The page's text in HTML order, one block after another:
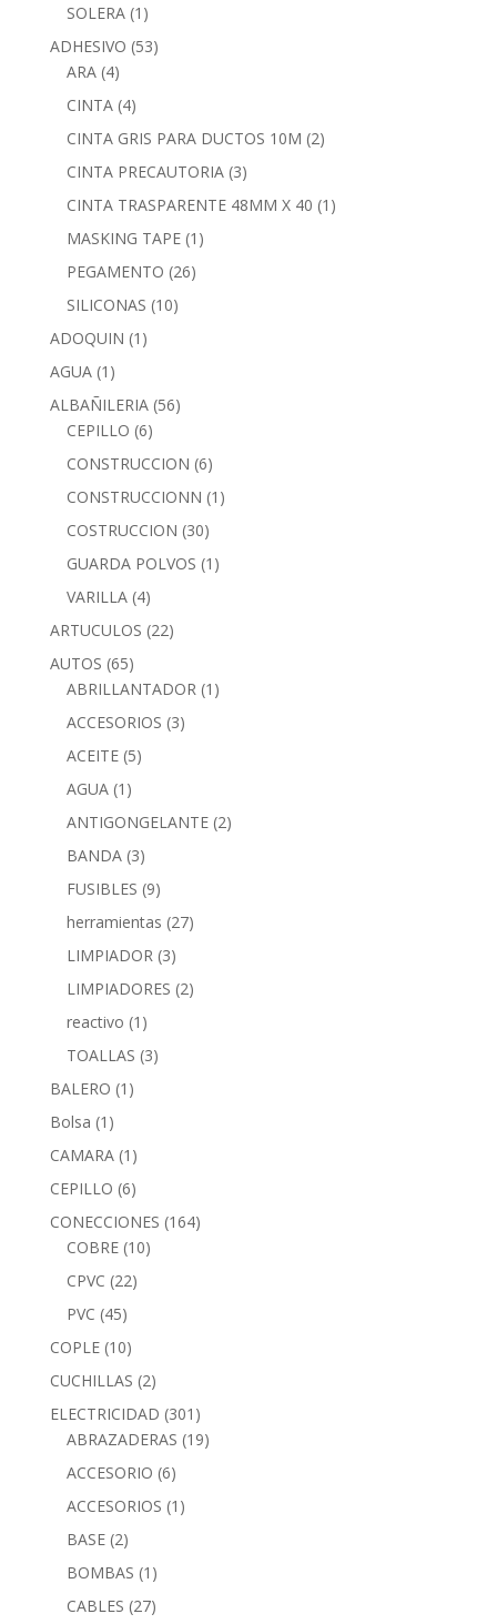
SOLERA (1)
ADHESIVO (53)
ARA (4)
CINTA (4)
CINTA GRIS PARA DUCTOS 10M (2)
CINTA PRECAUTORIA (3)
CINTA TRASPARENTE 48MM X 40 (1)
MASKING TAPE (1)
PEGAMENTO (26)
SILICONAS (10)
ADOQUIN (1)
AGUA (1)
ALBAÑILERIA (56)
CEPILLO (6)
CONSTRUCCION (6)
CONSTRUCCIONN (1)
COSTRUCCION (30)
GUARDA POLVOS (1)
VARILLA (4)
ARTUCULOS (22)
AUTOS (65)
ABRILLANTADOR (1)
ACCESORIOS (3)
ACEITE (5)
AGUA (1)
ANTIGONGELANTE (2)
BANDA (3)
FUSIBLES (9)
herramientas (27)
LIMPIADOR (3)
LIMPIADORES (2)
reactivo (1)
TOALLAS (3)
BALERO (1)
Bolsa (1)
CAMARA (1)
CEPILLO (6)
CONECCIONES (164)
COBRE (10)
CPVC (22)
PVC (45)
COPLE (10)
CUCHILLAS (2)
ELECTRICIDAD (301)
ABRAZADERAS (19)
ACCESORIO (6)
ACCESORIOS (1)
BASE (2)
BOMBAS (1)
CABLES (27)